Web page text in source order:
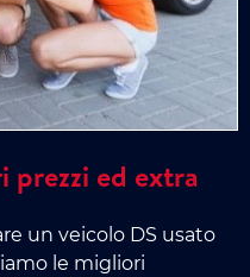
prezzi ed extra
un veicolo DS usato
le migliori